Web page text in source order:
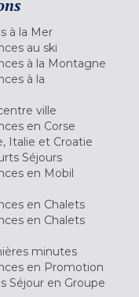
à la Mer
au ski
à la Montagne
à la
ville
en Corse
Italie et Croatie
Séjours
en Mobil
en Chalets
en Chalets
minutes
en Promotion
Séjour en Groupe